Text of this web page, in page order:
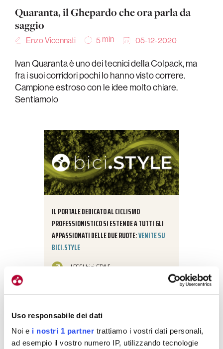
Uso responsabile dei dati
Noi e i nostri 1 partner trattiamo i vostri dati personali,
ad esempio il vostro numero IP, utilizzando tecnologie
Quaranta, il Ghepardo che ora parla da
saggio
Enzo Vicennati 5 min 05-12-2020
Ivan Quaranta è uno dei tecnici della Colpack, ma
fra i suoi corridori pochi lo hanno visto correre.
Campione estroso con le idee molto chiare.
Sentiamolo
IL PORTALE DEDICATO AL CICLISMO
PROFESSIONISTICO SI ESTENDE A TUTTI GLI
APPASSIONATI DELLE DUE RUOTE:VENITE SU
BICI.STYLE
LEGGI bici.STYLE